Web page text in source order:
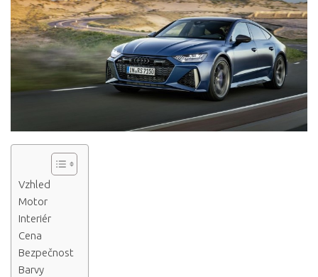
Vzhled
Motor
Interiér
Cena
Bezpečnost
Barvy